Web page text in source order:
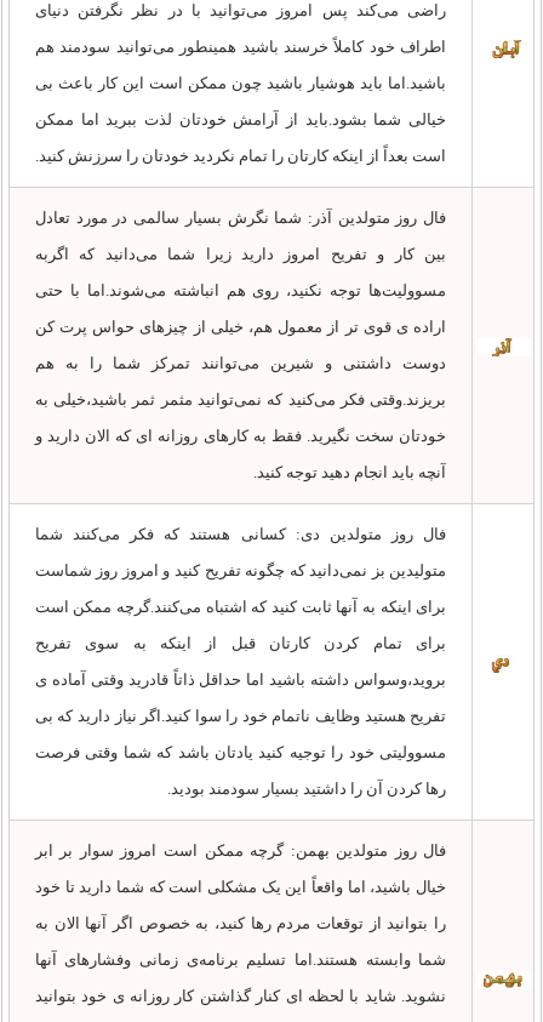
راضی می‌کند پس امروز می‌توانید با در نظر نگرفتن دنیای
اطراف خود کاملاً خرسند باشید همینطور می‌توانید سودمند هم
باشید.اما باید هوشیار باشید چون ممکن است این کار باعث بی
خیالی شما بشود.باید از آرامش خودتان لذت ببرید اما ممکن
است بعداً از اینکه کارتان را تمام نکردید خودتان را سرزنش کنید.
فال روز متولدین آذر: شما نگرش بسیار سالمی ‌در مورد تعادل
بین کار و تفریح امروز دارید زیرا شما می‌دانید که اگربه
مسوولیت‌ها توجه نکنید، روی هم انباشته می‌شوند.اما با حتی
اراده ی قوی تر از معمول هم، خیلی از چیزهای حواس پرت کن
دوست داشتنی و شیرین می‌توانند تمرکز شما را به هم
بریزند.وقتی فکر می‌کنید که نمی‌توانید مثمر ثمر باشید،خیلی به
خودتان سخت نگیرید. فقط به کارهای روزانه ای که الان دارید و
آنچه باید انجام دهید توجه کنید.
فال روز متولدین دی: کسانی هستند که فکر می‌کنند شما
متولیدین بز نمی‌دانید که چگونه تفریح کنید و امروز روز شماست
برای اینکه به آنها ثابت کنید که اشتباه می‌کنند.گرچه ممکن است
برای تمام کردن کارتان قبل از اینکه به سوی تفریح
بروید،وسواس داشته باشید اما حداقل ذاتاً قادرید وقتی آماده ی
تفریح هستید وظایف ناتمام خود را سوا کنید.اگر نیاز دارید که بی
مسوولیتی خود را توجیه کنید یادتان باشد که شما وقتی فرصت
رها کردن آن را داشتید بسیار سودمند بودید.
فال روز متولدین بهمن: گرچه ممکن است امروز سوار بر ابر
خیال باشید، اما واقعاً این یک مشکلی است که شما دارید تا خود
را بتوانید از توقعات مردم رها کنید، به خصوص اگر آنها الان به
شما وابسته هستند.اما تسلیم برنامه‌ی زمانی وفشارهای آنها
نشوید. شاید با لحظه ای کنار گذاشتن کار روزانه ی خود بتوانید